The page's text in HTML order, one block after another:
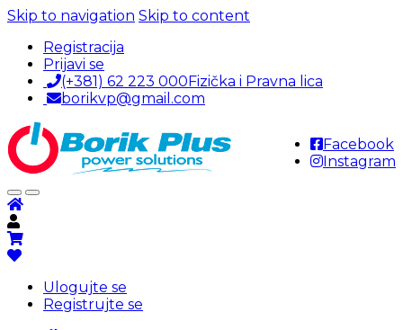
Skip to navigation Skip to content
Registracija
Prijavi se
(+381) 62 223 000Fizička i Pravna lica
borikvp@gmail.com
Facebook
Instagram
Ulogujte se
Registrujte se